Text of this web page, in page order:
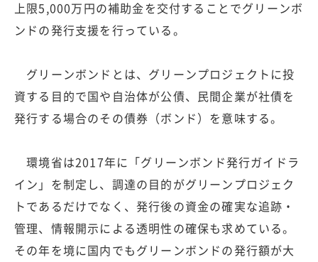
上限5,000万円の補助金を交付することでグリーンボ
ンドの発行支援を行っている。
グリーンボンドとは、グリーンプロジェクトに投
資する目的で国や自治体が公債、民間企業が社債を
発行する場合のその債券（ボンド）を意味する。
環境省は2017年に「グリーンボンド発行ガイドラ
イン」を制定し、調達の目的がグリーンプロジェク
トであるだけでなく、発行後の資金の確実な追跡・
管理、情報開示による透明性の確保も求めている。
その年を境に国内でもグリーンボンドの発行額が大